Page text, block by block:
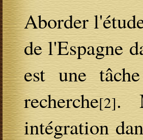
Aborder
de l'Espagne
est une
recherche[2].
intégration